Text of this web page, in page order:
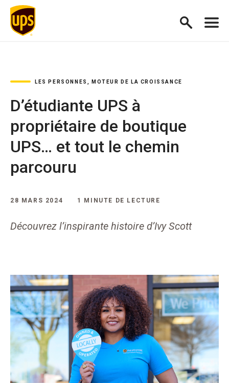
LES PERSONNES, MOTEUR DE LA CROISSANCE
D’étudiante UPS à
propriétaire de boutique
UPS… et tout le chemin
parcouru
28 MARS 2024 1 MINUTE DE LECTURE
Découvrez l’inspirante histoire d’Ivy Scott